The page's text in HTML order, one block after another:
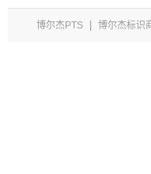
博尔杰PTS | 博尔杰标识